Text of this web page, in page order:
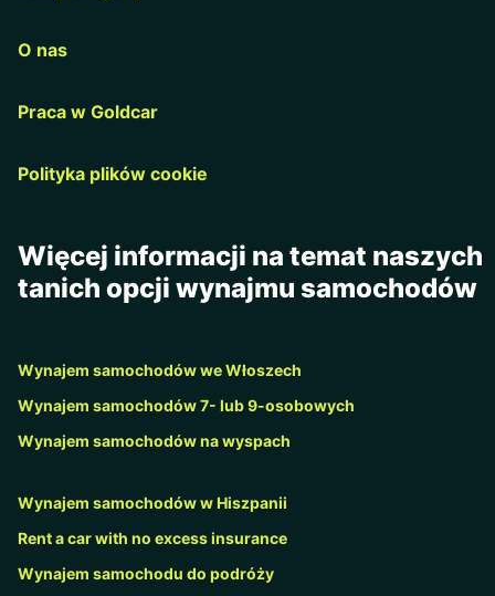
O nas
Praca w Goldcar
Polityka plików cookie
Więcej informacji na temat naszych
tanich opcji wynajmu samochodów
Wynajem samochodów we Włoszech
Wynajem samochodów 7- lub 9-osobowych
Wynajem samochodów na wyspach
Wynajem samochodów w Hiszpanii
Rent a car with no excess insurance
Wynajem samochodu do podróży